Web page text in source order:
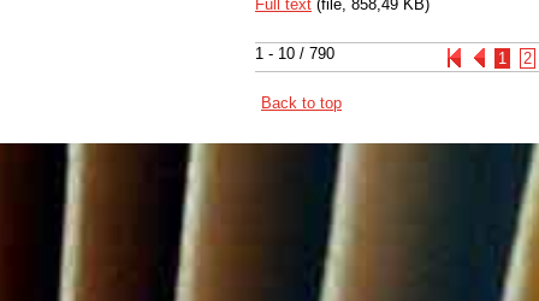
1 - 10 / 790 1 2
Full text (file, 858,49 KB)
Back to top